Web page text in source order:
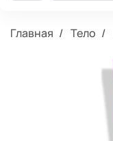
Главная Тело